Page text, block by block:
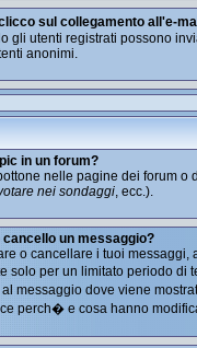
sul collegamento all'e-
gli utenti registrati possono
anonimi.
in un forum?
nelle pagine dei forum
nei sondaggi, ecc.).
un messaggio?
o cancellare i tuoi
solo per un limitato periodo di
messaggio dove viene
perch� e cosa hanno